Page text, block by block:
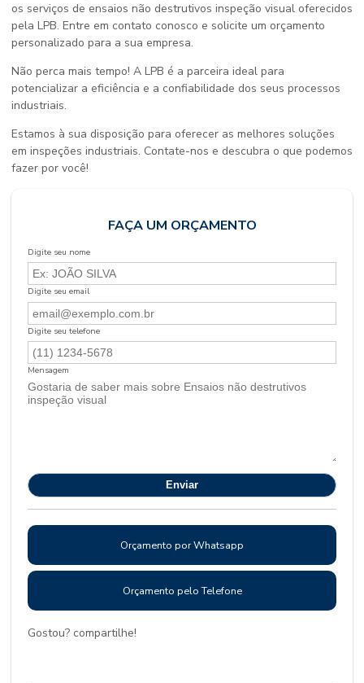
os serviços de ensaios não destrutivos inspeção visual oferecidos
pela LPB. Entre em contato conosco e solicite um orçamento
personalizado para a sua empresa.
Não perca mais tempo! A LPB é a parceira ideal para
potencializar a eficiência e a confiabilidade dos seus processos
industriais.
Estamos à sua disposição para oferecer as melhores soluções
em inspeções industriais. Contate-nos e descubra o que podemos
fazer por você!
FAÇA UM ORÇAMENTO
Digite seu nome
Digite seu email
Digite seu telefone
Mensagem
Orçamento por Whatsapp
Orçamento pelo Telefone
Gostou? compartilhe!